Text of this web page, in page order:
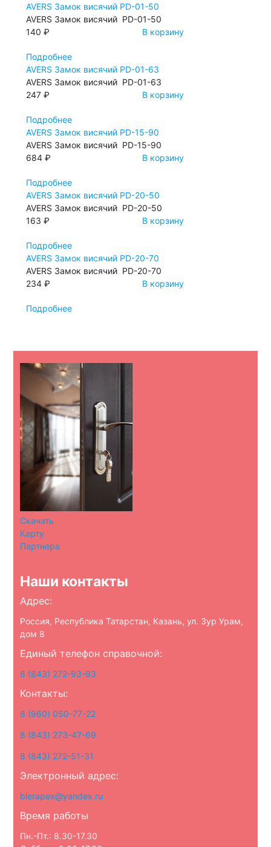
AVERS Замок висячий PD-01-50
AVERS Замок висячий PD-01-50
140 ₽
В корзину
Подробнее
AVERS Замок висячий PD-01-63
AVERS Замок висячий PD-01-63
247 ₽
В корзину
Подробнее
AVERS Замок висячий PD-15-90
AVERS Замок висячий PD-15-90
684 ₽
В корзину
Подробнее
AVERS Замок висячий PD-20-50
AVERS Замок висячий PD-20-50
163 ₽
В корзину
Подробнее
AVERS Замок висячий PD-20-70
AVERS Замок висячий PD-20-70
234 ₽
В корзину
Подробнее
Скачать
Карту
Партнера
Наши контакты
Адрес:
Россия, Республика Татарстан, Казань, ул. Зур Урам,
дом 8
Единый телефон справочной:
8 (843) 272-93-93
Контакты:
8 (960) 050-77-22
8 (843) 273-47-69
8 (843) 272-51-31
Электронный адрес:
blerapex@yandex.ru
Время работы
Пн.-Пт.: 8.30-17.30